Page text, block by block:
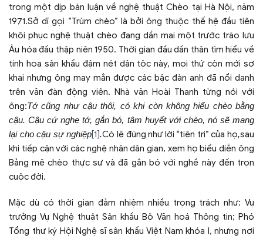
trong một dịp bàn luận về nghệ thuật Chèo tại Hà Nội, năm
1971.Sở dĩ gọi “Trùm chèo” là bởi ông thuộc thế hệ đầu tiên
khôi phục nghệ thuật chèo đang dần mai một trước trào lưu
Âu hóa đầu thập niên 1950. Thời gian đầu dấn thân tìm hiểu về
tinh hoa sân khấu đậm nét dân tộc này, mọi thứ còn mới sơ
khai nhưng ông may mắn được các bậc đàn anh đã nổi danh
trên văn đàn động viên. Nhà văn Hoài Thanh từng nói với
ông:Tớ cũng như cậu thôi, có khi còn không hiểu chèo bằng
cậu. Cậu cứ nghe tớ, gắn bó, tâm huyết với chèo, nó sẽ mang
lại cho cậu sự nghiệp[1].Có lẽ đúng như lời “tiên tri” của họ,sau
khi tiếp cận với các nghệ nhân dân gian, xem họ biểu diễn ông
Bảng mê chèo thực sự và đã gắn bó với nghề này đến trọn
cuộc đời.
Mặc dù có thời gian đảm nhiệm nhiều trọng trách như: Vụ
trưởng Vụ Nghệ thuật Sân khấu Bộ Văn hoá Thông tin; Phó
Tổng thư ký Hội Nghệ sĩ sân khấu Việt Nam khóa I, nhưng nơi